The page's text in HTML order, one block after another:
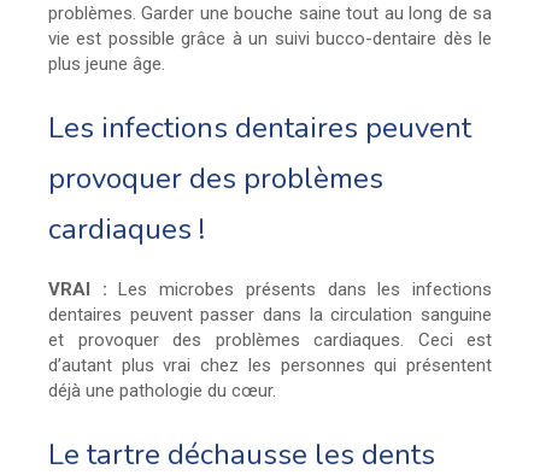
problèmes. Garder une bouche saine tout au long de sa
vie est possible grâce à un suivi bucco-dentaire dès le
plus jeune âge.
Les infections dentaires peuvent
provoquer des problèmes
cardiaques !
VRAI : Les microbes présents dans les infections
dentaires peuvent passer dans la circulation sanguine
et provoquer des problèmes cardiaques. Ceci est
d’autant plus vrai chez les personnes qui présentent
déjà une pathologie du cœur.
Le tartre déchausse les dents